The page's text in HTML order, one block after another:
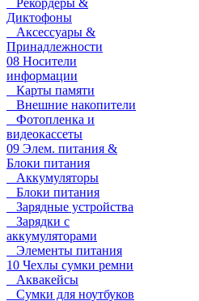
Рекордеры &
Диктофоны
Аксессуары &
Принадлежности
08 Носители
информации
Карты памяти
Внешние накопители
Фотопленка и
видеокассеты
09 Элем. питания &
Блоки питания
Аккумуляторы
Блоки питания
Зарядные устройства
Зарядки с
аккумуляторами
Элементы питания
10 Чехлы сумки ремни
Аквакейсы
Сумки для ноутбуков